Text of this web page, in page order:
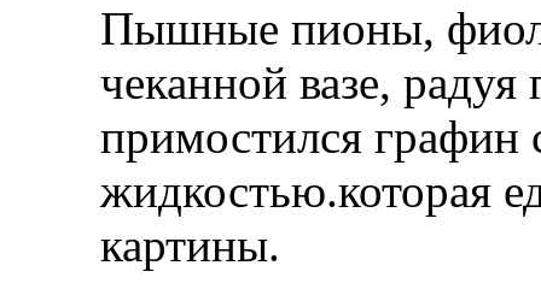
Пышные пионы,
чеканной вазе,
примостился графин
жидкостью.которая
картины.